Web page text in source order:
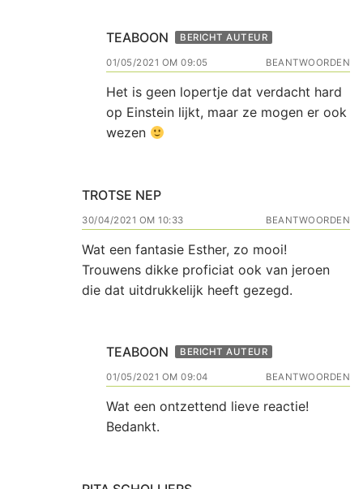
TEABOON BERICHT AUTEUR
01/05/2021 OM 09:05 BEANTWOORDEN
Het is geen lopertje dat verdacht hard
op Einstein lijkt, maar ze mogen er ook
wezen
TROTSE NEP
30/04/2021 OM 10:33 BEANTWOORDEN
Wat een fantasie Esther, zo mooi!
Trouwens dikke proficiat ook van jeroen
die dat uitdrukkelijk heeft gezegd.
TEABOON BERICHT AUTEUR
01/05/2021 OM 09:04 BEANTWOORDEN
Wat een ontzettend lieve reactie!
Bedankt.